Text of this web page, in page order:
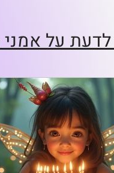
על אמני